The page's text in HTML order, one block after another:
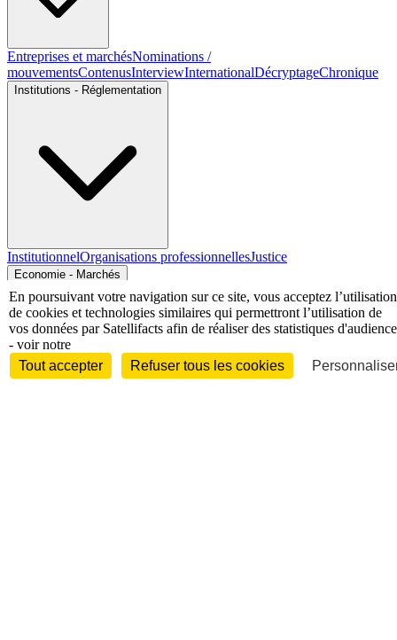
Entreprises et marchésNominations /
mouvementsContenusInterviewInternationalDécryptageChronique
Institutions - Réglementation
InstitutionnelOrganisations professionnellesJustice
Economie - Marchés
En poursuivant votre navigation sur ce site, vous acceptez l’utilisation
de cookies et technologies similaires qui permettront l’utilisation de
vos données par Satellifacts afin de réaliser des statistiques d'audience
- voir notre
Tout accepter
Refuser tous les cookies